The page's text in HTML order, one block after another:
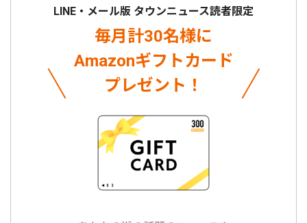
LINE・メール版 タウンニュース読者限定
毎月計30名様に
Amazonギフトカード
プレゼント！